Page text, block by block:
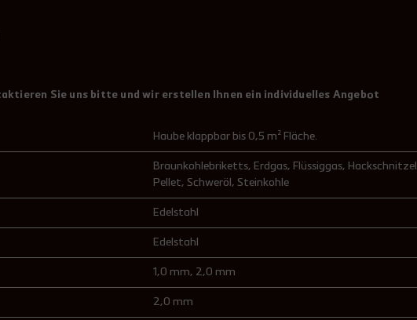
Sie uns bitte und wir erstellen Ihnen ein individuelles Angebot
Haube klappbar bis 0,5 m² Fläche.
Braunkohlebriketts, Erdgas, Flüssiggas, Hackschnitzel
Pellet, Schweröl , Steinkohle
Edelstahl
Edelstahl
1,0 mm, 2,0 mm
2,0 mm